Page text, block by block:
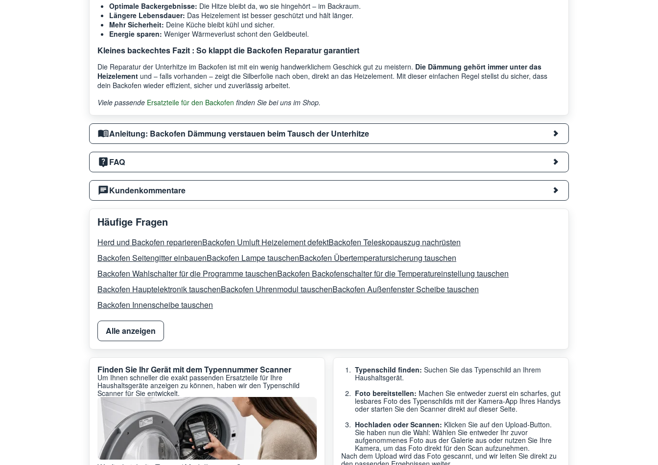
Optimale Backergebnisse: Die Hitze bleibt da, wo sie hingehört – im Backraum.
Längere Lebensdauer: Das Heizelement ist besser geschützt und hält länger.
Mehr Sicherheit: Deine Küche bleibt kühl und sicher.
Energie sparen: Weniger Wärmeverlust schont den Geldbeutel.
Kleines backechtes Fazit : So klappt die Backofen Reparatur garantiert
Die Reparatur der Unterhitze im Backofen ist mit ein wenig handwerklichem Geschick gut zu meistern. Die Dämmung gehört immer unter das
Heizelement und – falls vorhanden – zeigt die Silberfolie nach oben, direkt an das Heizelement. Mit dieser einfachen Regel stellst du sicher, dass
dein Backofen wieder effizient, sicher und zuverlässig arbeitet.
Viele passende Ersatzteile für den Backofen finden Sie bei uns im Shop.
Anleitung: Backofen Dämmung verstauen beim Tausch der Unterhitze
FAQ
Kundenkommentare
Häufige Fragen
Herd und Backofen reparierenBackofen Umluft Heizelement defektBackofen Teleskopauszug nachrüsten
Backofen Seitengitter einbauenBackofen Lampe tauschenBackofen Übertemperatursicherung tauschen
Backofen Wahlschalter für die Programme tauschenBackofen Backofenschalter für die Temperatureinstellung tauschen
Backofen Hauptelektronik tauschenBackofen Uhrenmodul tauschenBackofen Außenfenster Scheibe tauschen
Backofen Innenscheibe tauschen
Alle anzeigen
Finden Sie Ihr Gerät mit dem Typennummer Scanner
Um Ihnen schneller die exakt passenden Ersatzteile für Ihre
Haushaltsgeräte anzeigen zu können, haben wir den Typenschild
Scanner für Sie entwickelt.
Typenschild finden: Suchen Sie das Typenschild an Ihrem
Haushaltsgerät.
Foto bereitstellen: Machen Sie entweder zuerst ein scharfes, gut
lesbares Foto des Typenschilds mit der Kamera-App Ihres Handys
oder starten Sie den Scanner direkt auf dieser Seite.
Hochladen oder Scannen: Klicken Sie auf den Upload-Button.
Sie haben nun die Wahl: Wählen Sie entweder Ihr zuvor
aufgenommenes Foto aus der Galerie aus oder nutzen Sie Ihre
Kamera, um das Foto direkt für den Scan aufzunehmen.
Nach dem Upload wird das Foto gescannt, und wir leiten Sie direkt zu